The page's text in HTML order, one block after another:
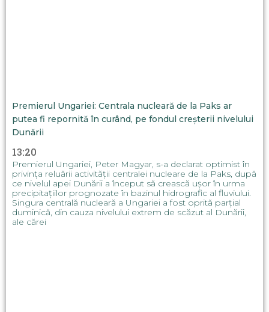
Premierul Ungariei: Centrala nucleară de la Paks ar
putea fi repornită în curând, pe fondul creșterii nivelului
Dunării
13:20
Premierul Ungariei, Peter Magyar, s-a declarat optimist în
privința reluării activității centralei nucleare de la Paks, după
ce nivelul apei Dunării a început să crească ușor în urma
precipitațiilor prognozate în bazinul hidrografic al fluviului.
Singura centrală nucleară a Ungariei a fost oprită parțial
duminică, din cauza nivelului extrem de scăzut al Dunării,
ale cărei